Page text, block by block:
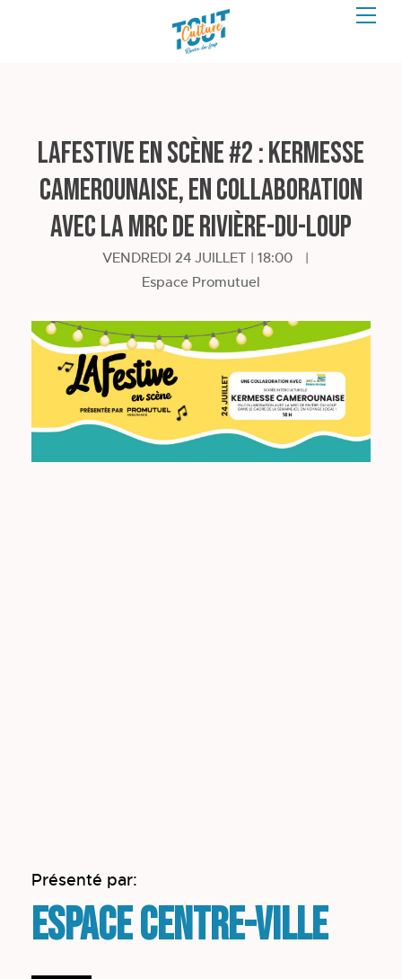
LAFestive en scène #2 : Kermesse
Camerounaise, en collaboration
avec la MRC de Rivière-du-Loup
VENDREDI 24 JUILLET | 18:00
|
Espace Promutuel
Présenté par:
Espace Centre-ville